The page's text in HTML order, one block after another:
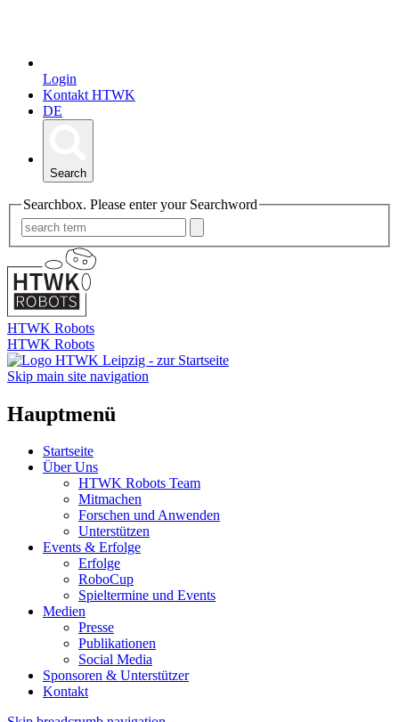
Login
Kontakt HTWK
DE
Search
Searchbox. Please enter your Searchword
HTWK Robots
HTWK Robots
Skip main site navigation
Hauptmenü
Startseite
Über Uns
HTWK Robots Team
Mitmachen
Forschen und Anwenden
Unterstützen
Events & Erfolge
Erfolge
RoboCup
Spieltermine und Events
Medien
Presse
Publikationen
Social Media
Sponsoren & Unterstützer
Kontakt